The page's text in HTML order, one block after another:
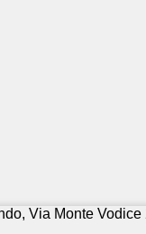
Via Monte Vodice